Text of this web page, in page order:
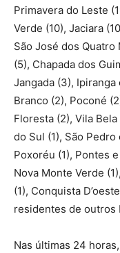
Primavera do Leste
Verde (10), Jaciara
São José dos
(5), Chapada dos
Jangada (3),
Branco (2), Poconé
Floresta (2), Vila
do Sul (1), São Pedro
Poxoréu (1), Pontes
Nova Monte Verde
(1), Conquista
residentes de outros
Nas últimas 24